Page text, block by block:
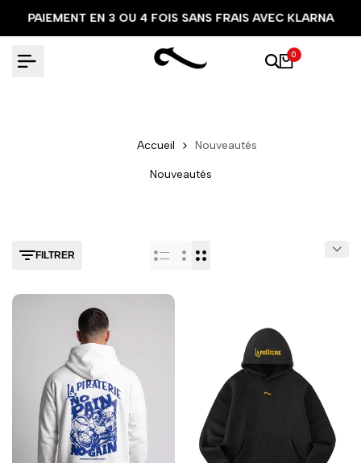
PAIEMENT EN 3 OU 4 FOIS SANS FRAIS AVEC KLARNA
0
Accueil Nouveautés
Nouveautés
FILTRER